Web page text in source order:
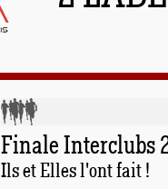
Finale Interclubs
Ils et Elles l'ont fait !